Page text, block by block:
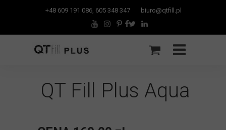
+48 609 191 086, 605 348 347 biuro@qtfill.pl
QT Fill Plus Aqua